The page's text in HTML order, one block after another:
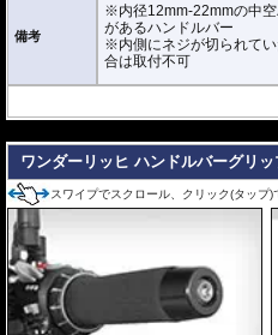
備考
※内径12mm-22mmの中
があるハンドルバー
※内側にネジが切られて
合は取付不可
ワンダーリッヒ ハンドルバーグリ
スワイプでスクロール、クリック(タップ)